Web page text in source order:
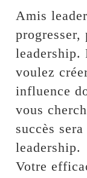
Amis
progresser,
leadership.
voulez
influence
vous
succès
leadership.
Votre